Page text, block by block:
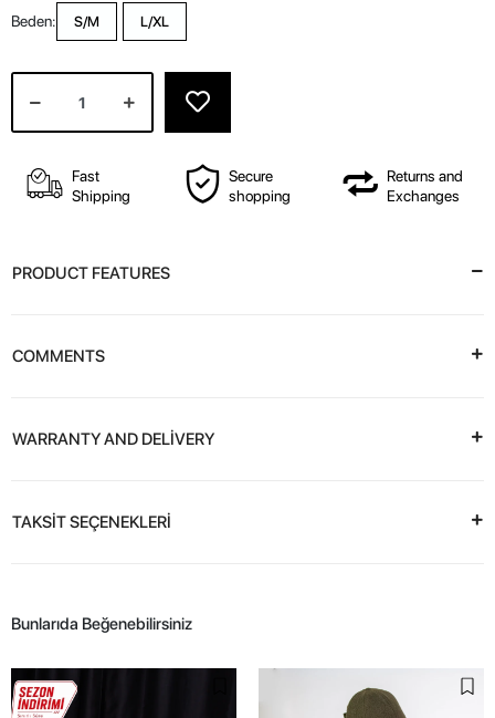
Beden: S/M L/XL
Fast
Shipping
Secure
shopping
Returns and
Exchanges
PRODUCT FEATURES
COMMENTS
WARRANTY AND DELİVERY
TAKSİT SEÇENEKLERİ
Bunlarıda Beğenebilirsiniz